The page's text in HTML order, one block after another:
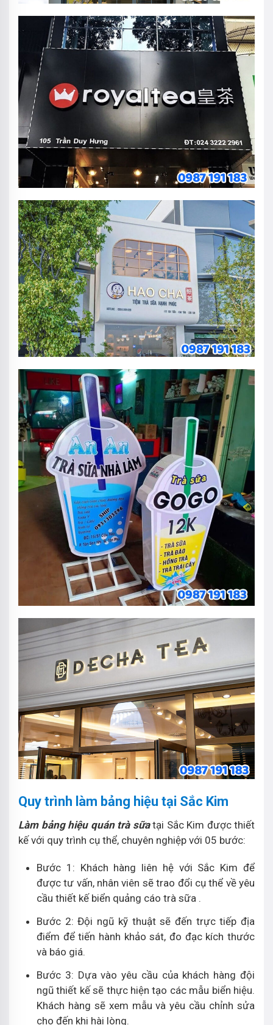
Quy trình làm bảng hiệu tại Sắc Kim
Làm bảng hiệu quán trà sữatại Sắc Kim được thiết
kế với quy trình cụ thể, chuyên nghiệp với 05 bước:
Bước 1: Khách hàng liên hệ với Sắc Kim để
được tư vấn, nhân viên sẽ trao đổi cụ thể về yêu
cầu thiết kế biển quảng cáo trà sữa .
Bước 2: Đội ngũ kỹ thuật sẽ đến trực tiếp địa
điểm để tiến hành khảo sát, đo đạc kích thước
và báo giá.
Bước 3: Dựa vào yêu cầu của khách hàng đội
ngũ thiết kế sẽ thực hiện tạo các mẫu biển hiệu.
Khách hàng sẽ xem mẫu và yêu cầu chỉnh sửa
cho đến khi hài lòng.